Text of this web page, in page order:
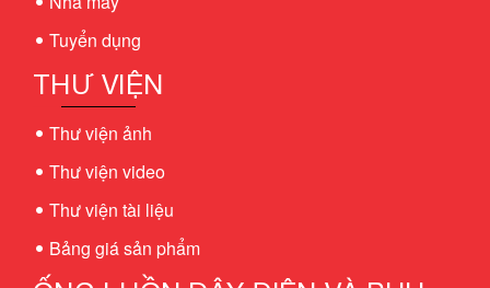
Tuyển dụng
THƯ VIỆN
Thư viện ảnh
Thư viện video
Thư viện tài liệu
Bảng giá sản phẩm